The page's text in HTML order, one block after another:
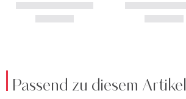
Passend zu diesem Artikel